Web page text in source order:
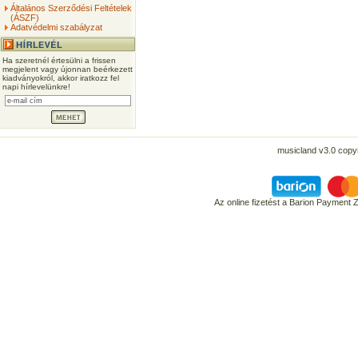
Általános Szerződési Feltételek
(ÁSZF)
Adatvédelmi szabályzat
Ha szeretnél értesülni a frissen
megjelent vagy újonnan beérkezett
kiadványokról, akkor iratkozz fel
napi hírlevelünkre!
musicland v3.0
Az online fizetést a Barion Payment